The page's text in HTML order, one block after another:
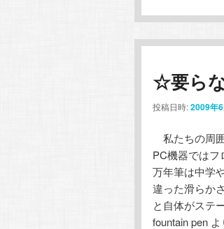
☆要ら
投稿日時:2009年
私たちの周
PC機器ではフ
万年筆は中学
違った滑らか
と自体がステ
fountain pen